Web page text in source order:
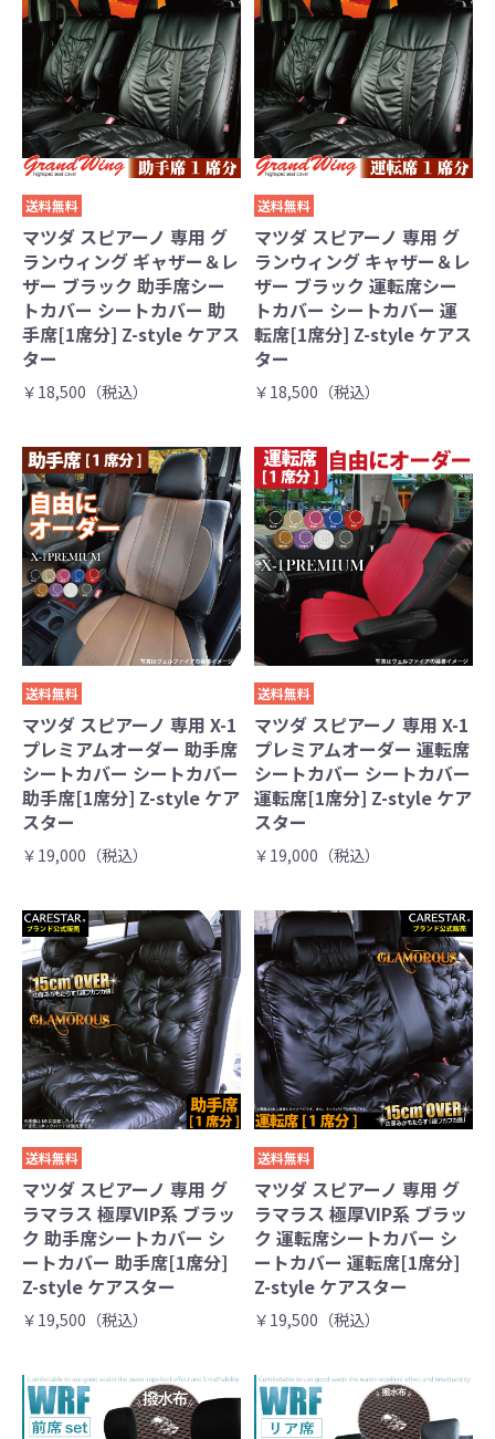
送料無料
マツダ スピアーノ 専用 グ
ランウィング ギャザー＆レ
ザー ブラック 助手席シー
トカバー シートカバー 助
手席[1席分] Z-style ケアス
ター
￥18,500（税込）
送料無料
マツダ スピアーノ 専用 グ
ランウィング キャザー＆レ
ザー ブラック 運転席シー
トカバー シートカバー 運
転席[1席分] Z-style ケアス
ター
￥18,500（税込）
送料無料
マツダ スピアーノ 専用 X-1
プレミアムオーダー 助手席
シートカバー シートカバー
助手席[1席分] Z-style ケア
スター
￥19,000（税込）
送料無料
マツダ スピアーノ 専用 X-1
プレミアムオーダー 運転席
シートカバー シートカバー
運転席[1席分] Z-style ケア
スター
￥19,000（税込）
送料無料
マツダ スピアーノ 専用 グ
ラマラス 極厚VIP系 ブラッ
ク 助手席シートカバー シ
ートカバー 助手席[1席分]
Z-style ケアスター
￥19,500（税込）
送料無料
マツダ スピアーノ 専用 グ
ラマラス 極厚VIP系 ブラッ
ク 運転席シートカバー シ
ートカバー 運転席[1席分]
Z-style ケアスター
￥19,500（税込）